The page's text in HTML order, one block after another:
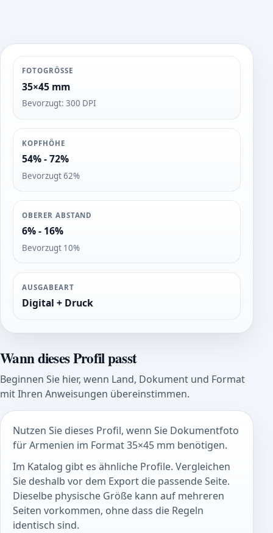
FOTOGRÖSSE
35×45 mm
Bevorzugt: 300 DPI
KOPFHÖHE
54% - 72%
Bevorzugt 62%
OBERER ABSTAND
6% - 16%
Bevorzugt 10%
AUSGABEART
Digital + Druck
Wann dieses Profil passt
Beginnen Sie hier, wenn Land, Dokument und Format
mit Ihren Anweisungen übereinstimmen.
Nutzen Sie dieses Profil, wenn Sie Dokumentfoto
für Armenien im Format 35×45 mm benötigen.
Im Katalog gibt es ähnliche Profile. Vergleichen
Sie deshalb vor dem Export die passende Seite.
Dieselbe physische Größe kann auf mehreren
Seiten vorkommen, ohne dass die Regeln
identisch sind.